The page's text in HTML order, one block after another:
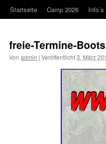
Startseite Camp 2026 Info`s
freie-Termine-
Von admin | Veröffentlicht3. März